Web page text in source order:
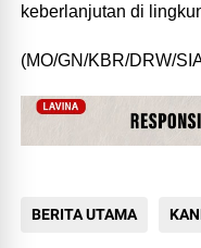
keberlanjutan di
(MO/GN/KBR/DRW/
BERITA UTAMA